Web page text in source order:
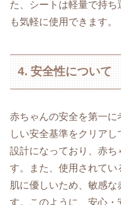
た、シートは軽量で持
も気軽に使用できます。
4. 安全性について
赤ちゃんの安全を第一
しい安全基準をクリア
設計になっており、赤
す。また、使用されてい
肌に優しいため、敏感
す。このように、安心・